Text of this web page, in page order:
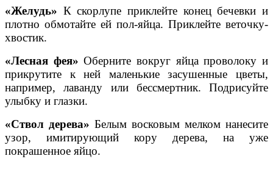
«Желудь» К скорлупе приклейте конец бечевки и
плотно обмотайте ей пол-яйца. Приклейте веточку-
хвостик.
«Лесная фея» Оберните вокруг яйца проволоку и
прикрутите к ней маленькие засушенные цветы,
например, лаванду или бессмертник. Подрисуйте
улыбку и глазки.
«Ствол дерева» Белым восковым мелком нанесите
узор, имитирующий кору дерева, на уже
покрашенное яйцо.